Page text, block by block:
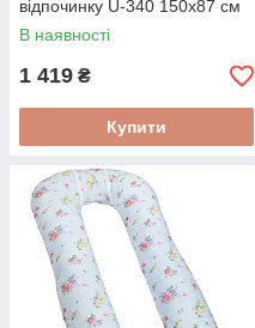
відпочинку U-340 150х87 см
Ведмедики та зірочки на
салатовому
В наявності
1 419 ₴
Купити